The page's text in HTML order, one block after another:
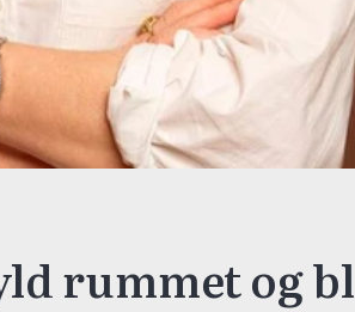
rummet og